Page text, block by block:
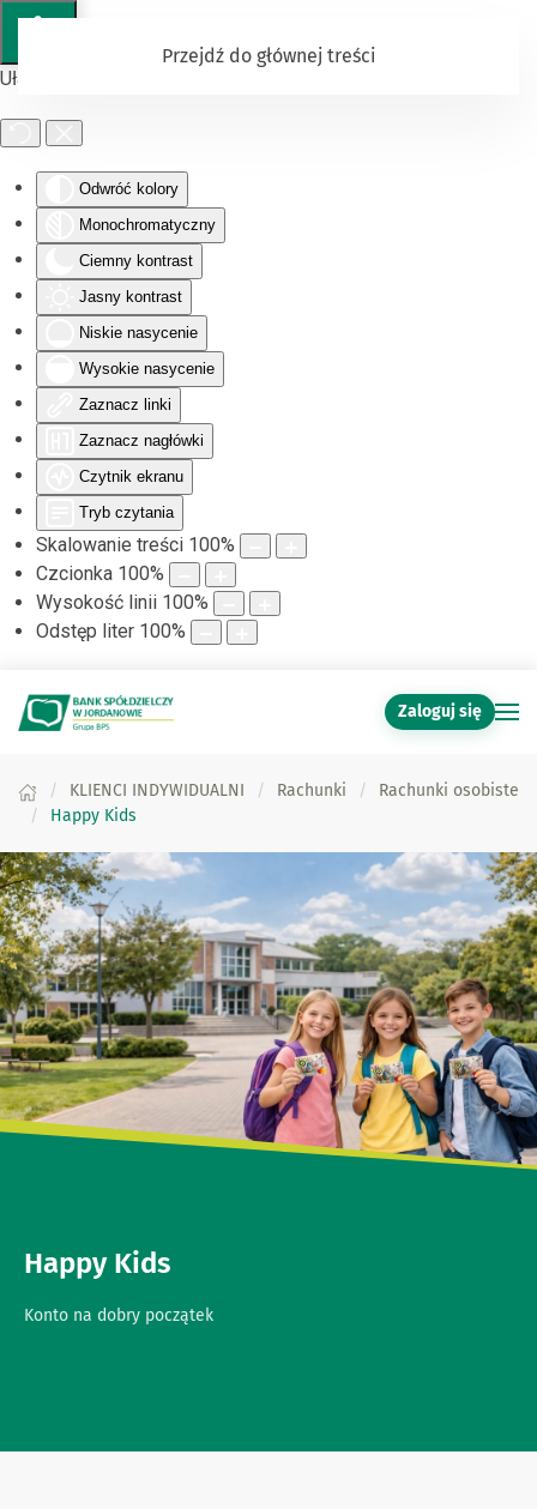
Ułatwienia dostępu
Odwróć kolory
Monochromatyczny
Ciemny kontrast
Jasny kontrast
Niskie nasycenie
Wysokie nasycenie
Zaznacz linki
Zaznacz nagłówki
Czytnik ekranu
Tryb czytania
Skalowanie treści 100%
Czcionka 100%
Wysokość linii 100%
Odstęp liter 100%
Przejdź do głównej treści
Zaloguj się
KLIENCI INDYWIDUALNI Rachunki
Rachunki osobiste
Happy Kids
Happy Kids
Konto na dobry początek